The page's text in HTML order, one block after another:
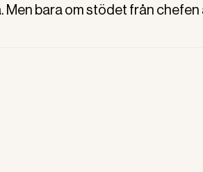
Men bara om stödet från chefen